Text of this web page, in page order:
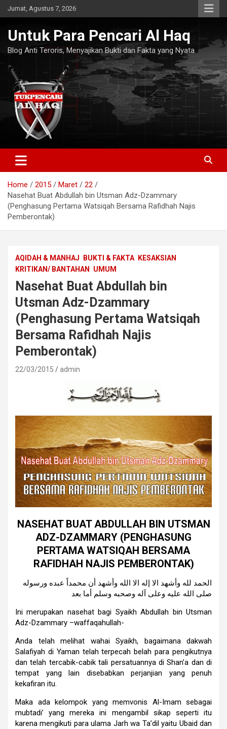
Skip
to
Jumat, Agustus 7, 2026
Untuk Para Pencari Al Haq
Blog Anti Teroris, Menyajikan Bukti dan Fakta yang Nyata
Home 2015 Maret
22
Nasehat Buat Abdullah bin Utsman Adz-Dzammary
(Penghasung Pertama Watsiqah Bersama Rafidhah Najis
Pemberontak)
AQIDAH & MANHAJ BUKTI & FAKTA
KESAKSIAN
KRITIKAN/ BANTAHAN
UMUM
Nasehat Buat Abdullah bin
Utsman Adz-Dzammary
(Penghasung Pertama Watsiqah
Bersama Rafidhah Najis
Pemberontak)
22/03/2015 admin
NASEHAT BUAT ABDULLAH BIN UTSMAN
ADZ-DZAMMARY (PENGHASUNG
PERTAMA WATSIQAH BERSAMA
RAFIDHAH NAJIS PEMBERONTAK)
الحمد لله وأشهد الا إله الا الله وأشهد أن محمداً عبده ورسوله
صلى الله عليه وعلى آله وصحبه وسلم أما بعد
Ini merupakan nasehat bagi Syaikh Abdullah bin Utsman
Adz-Dzammary –waffaqahullah-
Anda telah melihat wahai Syaikh, bagaimana dakwah
Salafiyah di Yaman telah terpecah belah para pengikutnya
dan telah tercabik-cabik tali persatuannya di Shan’a dan di
tempat yang lain disebabkan perjanjian yang penuh
kekafiran itu.
Maka ada kelompok yang memvonis Al-Imam sebagai
mubtadi’ yang mereka ini mengambil sikap seperti itu
karena mengikuti para ulama Jarh wa Ta’dil yaitu Ubaid dan